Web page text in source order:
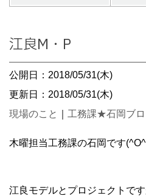
江良M・P
公開日：2018/05/31(木)
更新日：2018/05/31(木)
現場のこと
工務課★石岡ブ
木曜担当工務課の石岡です
江良モデルとプロジェクトで